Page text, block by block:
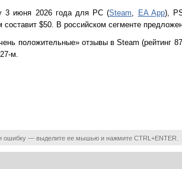
3 июня 2026 года для PC (Steam EA App),
$50. В российском сегменте
положительные» отзывы в Steam (рейтинг
м.
ошибку — выделите ее мышью и нажмите CTRL+ENTER.